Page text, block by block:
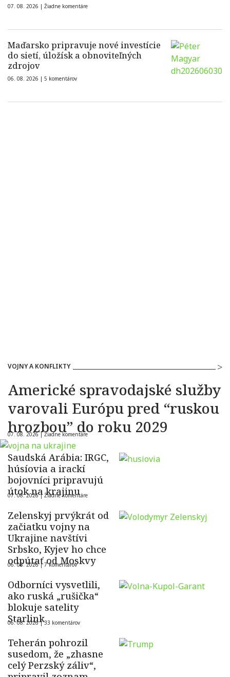
07. 08. 2026 | Žiadne komentáre
Maďarsko pripravuje nové investície
do sietí, úložísk a obnoviteľných
zdrojov
06. 08. 2026 | 5 komentárov
VOJNY A KONFLIKTY
Americké spravodajské služby
varovali Európu pred “ruskou
hrozbou” do roku 2029
07. 08. 2026 |Žiadne komentáre
Saudská Arábia: IRGC,
húsíovia a irackí
bojovníci pripravujú
útok na krajinu
07. 08. 2026 |Žiadne komentáre
Zelenskyj prvýkrát od
začiatku vojny na
Ukrajine navštívi
Srbsko, Kyjev ho chce
odpútať od Moskvy
06. 08. 2026 |7 komentárov
Odborníci vysvetlili,
ako ruská „rušička“
blokuje satelity
Starlink
06. 08. 2026 |33 komentárov
Teherán pohrozil
susedom, že „zhasne
celý Perzský záliv“,